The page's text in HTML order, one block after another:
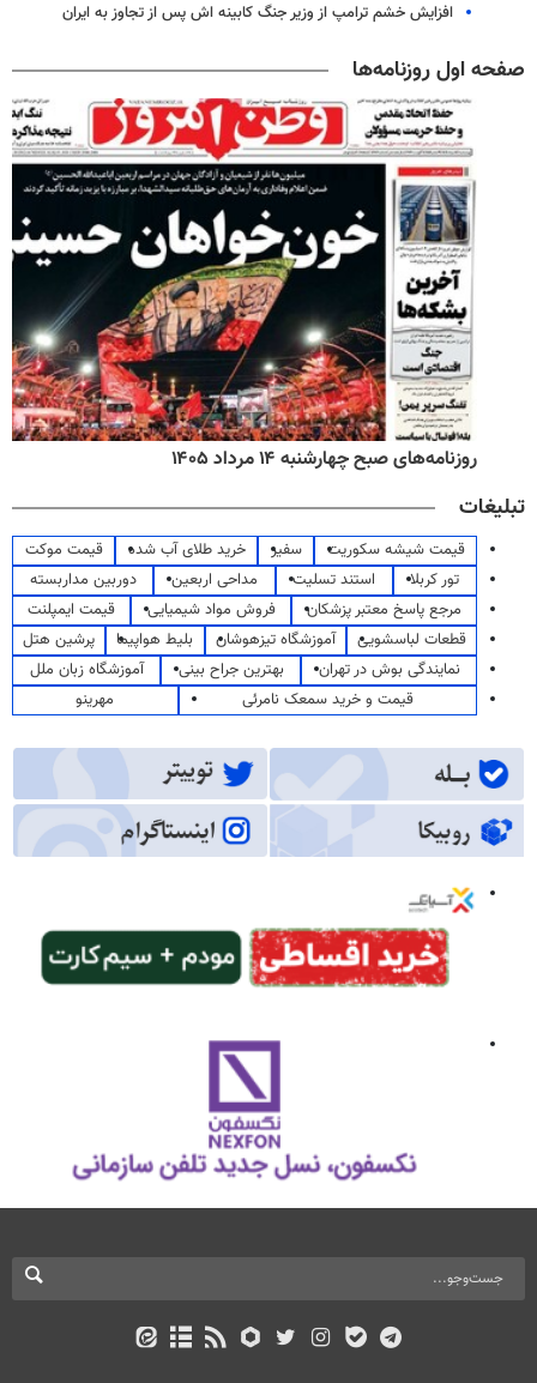
افزایش خشم ترامپ از وزیر جنگ کابینه اش پس از تجاوز به ایران
صفحه اول روزنامه‌ها
روزنامه‌های صبح چهارشنبه ۱۴ مرداد ۱۴۰۵
تبلیغات
قیمت شیشه سکوریت سفیر خرید طلای آب شده
قیمت موکت
تور کربلا
استند تسلیت مداحی اربعین
دوربین مداربسته
مرجع پاسخ معتبر پزشکان
فروش مواد شیمیایی
قیمت ایمپلنت
قطعات لباسشویی
آموزشگاه تیزهوشان بلیط هواپیما
پرشین هتل
نمایندگی بوش در تهران
بهترین جراح بینی
آموزشگاه زبان ملل
قیمت و خرید سمعک نامرئی
مهرینو